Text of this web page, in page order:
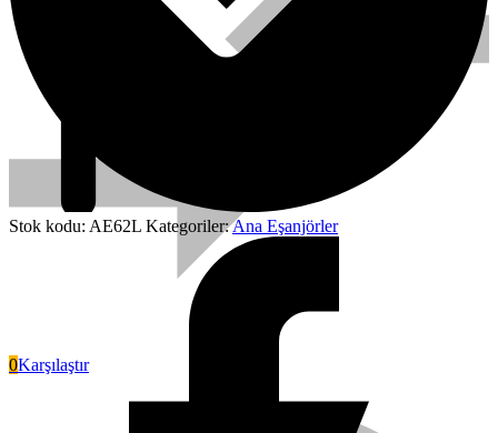
0Karşılaştır
Stok kodu: AE62L Kategoriler:Ana Eşanjörler